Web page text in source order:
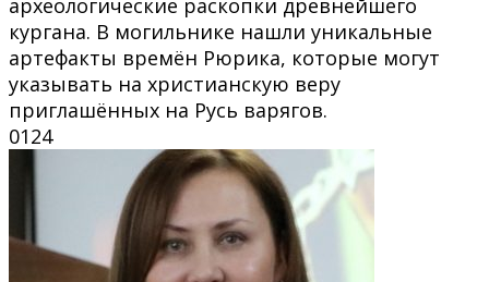
археологические раскопки древнейшего
кургана. В могильнике нашли уникальные
артефакты времён Рюрика, которые могут
указывать на христианскую веру
приглашённых на Русь варягов.
0124